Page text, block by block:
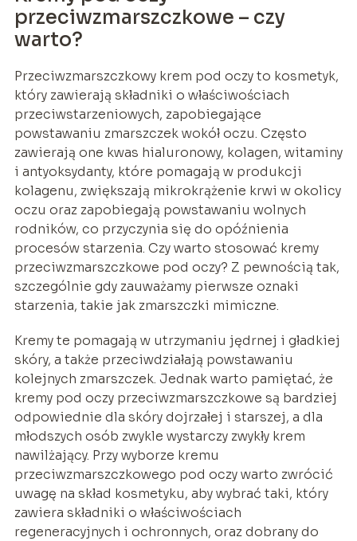
przeciwzmarszczkowe – czy
warto?
Przeciwzmarszczkowy krem pod oczy to kosmetyk,
który zawierają składniki o właściwościach
przeciwstarzeniowych, zapobiegające
powstawaniu zmarszczek wokół oczu. Często
zawierają one kwas hialuronowy, kolagen, witaminy
i antyoksydanty, które pomagają w produkcji
kolagenu, zwiększają mikrokrążenie krwi w okolicy
oczu oraz zapobiegają powstawaniu wolnych
rodników, co przyczynia się do opóźnienia
procesów starzenia. Czy warto stosować kremy
przeciwzmarszczkowe pod oczy? Z pewnością tak,
szczególnie gdy zauważamy pierwsze oznaki
starzenia, takie jak zmarszczki mimiczne.
Kremy te pomagają w utrzymaniu jędrnej i gładkiej
skóry, a także przeciwdziałają powstawaniu
kolejnych zmarszczek. Jednak warto pamiętać, że
kremy pod oczy przeciwzmarszczkowe są bardziej
odpowiednie dla skóry dojrzałej i starszej, a dla
młodszych osób zwykle wystarczy zwykły krem
nawilżający. Przy wyborze kremu
przeciwzmarszczkowego pod oczy warto zwrócić
uwagę na skład kosmetyku, aby wybrać taki, który
zawiera składniki o właściwościach
regeneracyjnych i ochronnych, oraz dobrany do